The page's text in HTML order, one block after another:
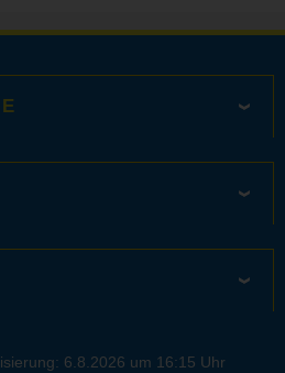
6.8.2026 um 16:15 Uhr